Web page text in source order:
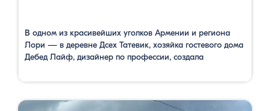
В одном из красивейших уголков Армении и региона
Лори — в деревне Дсех Татевик, хозяйка гостевого дома
Дебед Лайф, дизайнер по профессии, создала
создала действительно нечто уникальное в горах